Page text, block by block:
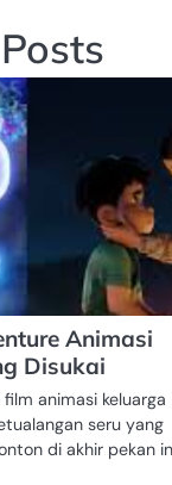
Animasi
Disukai
animasi keluarga
seru yang
di akhir pekan